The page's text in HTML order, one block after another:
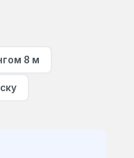
8 м